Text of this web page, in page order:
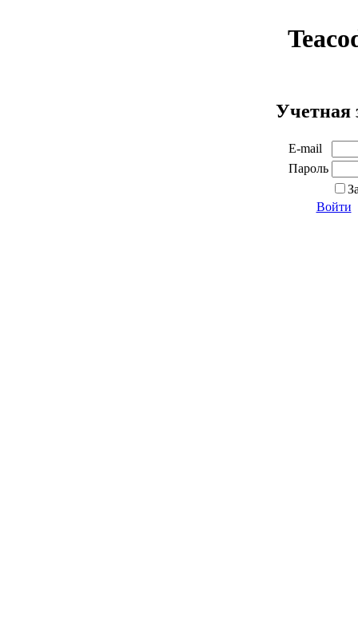
Учетная
E-mail
Пароль
Войти